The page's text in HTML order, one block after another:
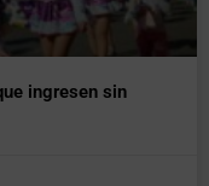
ingresen sin